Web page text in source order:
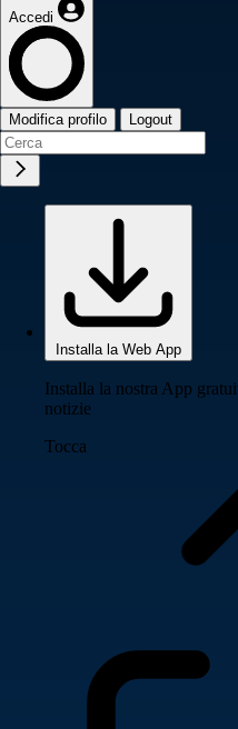
Accedi
Modifica profilo Logout
Installa la Web App
Installa la nostra App
notizie
Tocca